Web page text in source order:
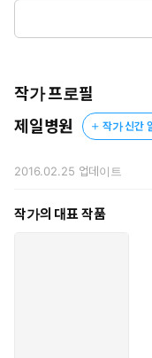
작가 프로필
제일병원
작가 신간
2016.02.25 업데이트
작가의 대표 작품